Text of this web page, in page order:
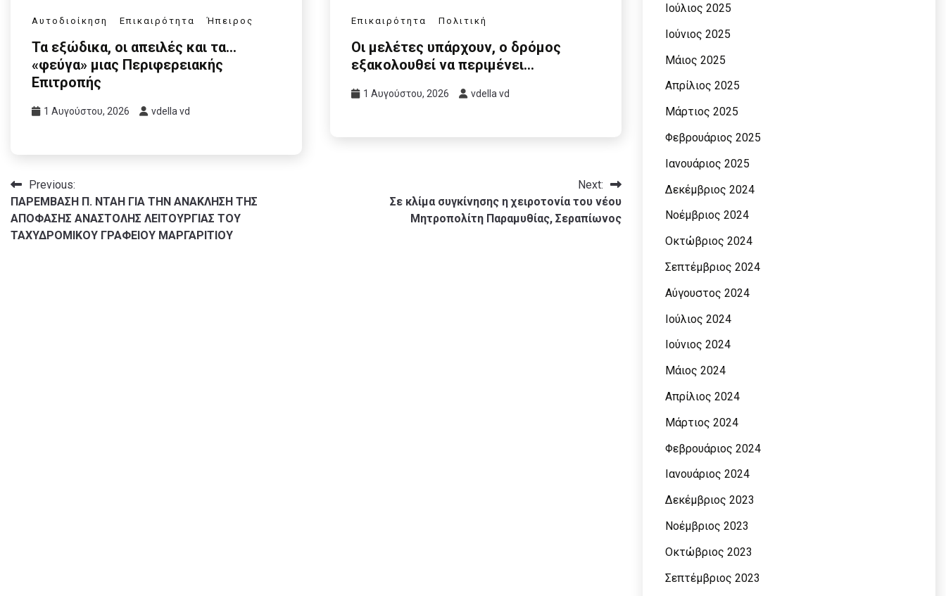
Αυτοδιοίκηση Επικαιρότητα Ήπειρος
Τα εξώδικα, οι απειλές και τα…
«φεύγα» μιας Περιφερειακής
Επιτροπής
1 Αυγούστου, 2026 vdella vd
Επικαιρότητα Πολιτική
Οι μελέτες υπάρχουν, ο δρόμος
εξακολουθεί να περιμένει…
1 Αυγούστου, 2026 vdella vd
Πλοήγηση
άρθρων
Previous:
ΠΑΡΕΜΒΑΣΗ Π. ΝΤΑΗ ΓΙΑ ΤΗΝ ΑΝΑΚΛΗΣΗ ΤΗΣ
ΑΠΟΦΑΣΗΣ ΑΝΑΣΤΟΛΗΣ ΛΕΙΤΟΥΡΓΙΑΣ ΤΟΥ
ΤΑΧΥΔΡΟΜΙΚΟΥ ΓΡΑΦΕΙΟΥ ΜΑΡΓΑΡΙΤΙΟΥ
Next:
Σε κλίμα συγκίνησης η χειροτονία του νέου
Μητροπολίτη Παραμυθίας, Σεραπίωνος
Ιούλιος 2025
Ιούνιος 2025
Μάιος 2025
Απρίλιος 2025
Μάρτιος 2025
Φεβρουάριος 2025
Ιανουάριος 2025
Δεκέμβριος 2024
Νοέμβριος 2024
Οκτώβριος 2024
Σεπτέμβριος 2024
Αύγουστος 2024
Ιούλιος 2024
Ιούνιος 2024
Μάιος 2024
Απρίλιος 2024
Μάρτιος 2024
Φεβρουάριος 2024
Ιανουάριος 2024
Δεκέμβριος 2023
Νοέμβριος 2023
Οκτώβριος 2023
Σεπτέμβριος 2023